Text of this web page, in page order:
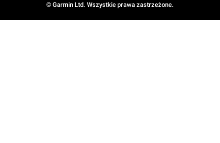
© Garmin Ltd. Wszystkie prawa zastrzeżone.